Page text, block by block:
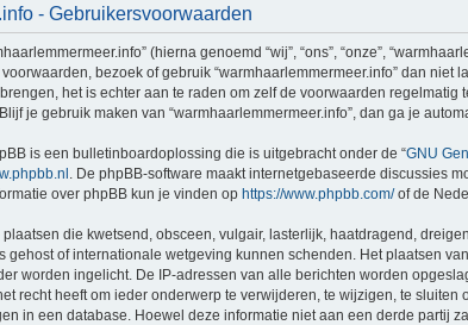
- Gebruikersvoorwaarden
(hierna genoemd “wij”, “ons”, “onze”,
bezoek of gebruik “warmhaarlemmermeer.info” dan
het is echter aan te raden om zelf de voorwaarden
je gebruik maken van “warmhaarlemmermeer.info”, dan ga je
is een bulletinboardoplossing die is uitgebracht onder de “GNU
. De phpBB-software maakt internetgebaseerde discussies
over phpBB kun je vinden op https://www.phpbb.com/of de
die kwetsend, obsceen, vulgair, lasterlijk, haatdragend,
gehost of internationale wetgeving kunnen schenden. Het plaatsen
worden ingelicht. De IP-adressen van alle berichten worden
recht heeft om ieder onderwerp te verwijderen, te wijzigen, te
in een database. Hoewel deze informatie niet aan een derde partij